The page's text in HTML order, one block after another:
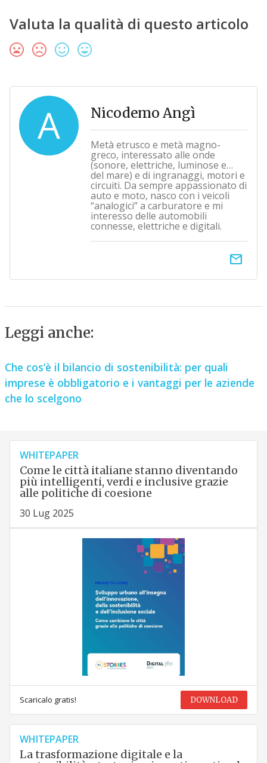
Valuta la qualità di questo articolo
A Nicodemo Angì
Metà etrusco e metà magno-
greco, interessato alle onde
(sonore, elettriche, luminose e…
del mare) e di ingranaggi, motori e
circuiti. Da sempre appassionato di
auto e moto, nasco con i veicoli
“analogici” a carburatore e mi
interesso delle automobili
connesse, elettriche e digitali.
email
Leggi anche:
Che cos’è il bilancio di sostenibilità: per quali
imprese è obbligatorio e i vantaggi per le aziende
che lo scelgono
WHITEPAPER
Come le città italiane stanno diventando
più intelligenti, verdi e inclusive grazie
alle politiche di coesione
30 Lug 2025
Scaricalo gratis! DOWNLOAD
WHITEPAPER
La trasformazione digitale e la